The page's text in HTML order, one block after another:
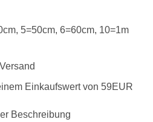
5=50cm, 6=60cm, 10=1m
Einkaufswert von 59EUR
Beschreibung